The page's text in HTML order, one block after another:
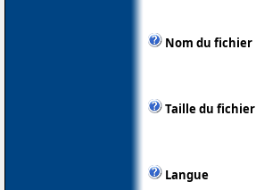
Nom du fichier
Taille du fichier
Langue